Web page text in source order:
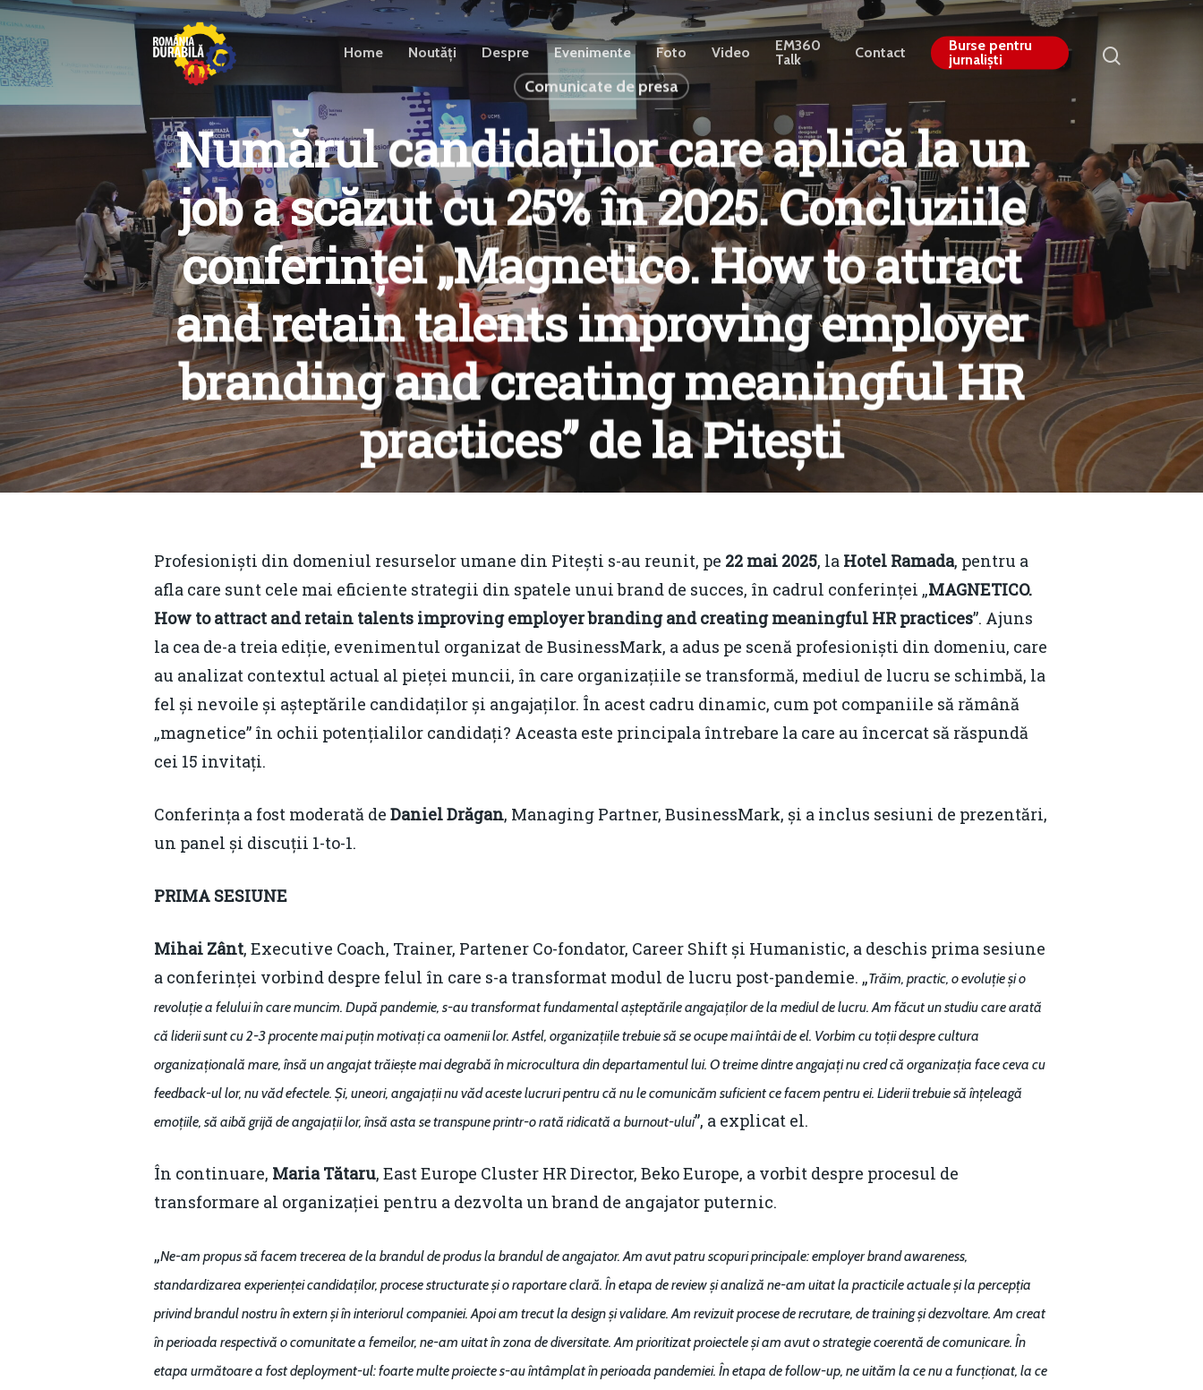
Hit enter to search or ESC to close
Home Noutăți Despre Evenimente Foto Video
EM360
Talk
Contact
Burse pentru
jurnaliști
Comunicate de presa
Numărul candidaților care aplică la un
job a scăzut cu 25% în 2025. Concluziile
conferinței „Magnetico. How to attract
and retain talents improving employer
branding and creating meaningful HR
practices” de la Pitești
ByRomania Durabila June 11, 2025 No Comments
Profesioniști din domeniul resurselor umane din Pitești s-au reunit, pe 22 mai 2025, la Hotel Ramada, pentru a
afla care sunt cele mai eficiente strategii din spatele unui brand de succes, în cadrul conferinței „MAGNETICO.
How to attract and retain talents improving employer branding and creating meaningful HR practices”. Ajuns
la cea de-a treia ediție, evenimentul organizat de BusinessMark, a adus pe scenă profesioniști din domeniu, care
au analizat contextul actual al pieței muncii, în care organizațiile se transformă, mediul de lucru se schimbă, la
fel și nevoile și așteptările candidaților și angajaților. În acest cadru dinamic, cum pot companiile să rămână
„magnetice” în ochii potențialilor candidați? Aceasta este principala întrebare la care au încercat să răspundă
cei 15 invitați.
Conferința a fost moderată de Daniel Drăgan, Managing Partner, BusinessMark, și a inclus sesiuni de prezentări,
un panel și discuții 1-to-1.
PRIMA SESIUNE
Mihai Zânt, Executive Coach, Trainer, Partener Co-fondator, Career Shift și Humanistic, a deschis prima sesiune
a conferinței vorbind despre felul în care s-a transformat modul de lucru post-pandemie. „Trăim, practic, o evoluție și o
revoluție a felului în care muncim. După pandemie, s-au transformat fundamental așteptările angajaților de la mediul de lucru. Am făcut un studiu care arată
că liderii sunt cu 2-3 procente mai puțin motivați ca oamenii lor. Astfel, organizațiile trebuie să se ocupe mai întâi de el. Vorbim cu toții despre cultura
organizațională mare, însă un angajat trăiește mai degrabă în microcultura din departamentul lui. O treime dintre angajați nu cred că organizația face ceva cu
feedback-ul lor, nu văd efectele. Și, uneori, angajații nu văd aceste lucruri pentru că nu le comunicăm suficient ce facem pentru ei. Liderii trebuie să înțeleagă
emoțiile, să aibă grijă de angajații lor, însă asta se transpune printr-o rată ridicată a burnout-ului”, a explicat el.
În continuare, Maria Tătaru, East Europe Cluster HR Director, Beko Europe, a vorbit despre procesul de
transformare al organizației pentru a dezvolta un brand de angajator puternic.
„Ne-am propus să facem trecerea de la brandul de produs la brandul de angajator. Am avut patru scopuri principale: employer brand awareness,
standardizarea experienței candidaților, procese structurate și o raportare clară. În etapa de review și analiză ne-am uitat la practicile actuale și la percepția
privind brandul nostru în extern și în interiorul companiei. Apoi am trecut la design și validare. Am revizuit procese de recrutare, de training și dezvoltare. Am creat
în perioada respectivă o comunitate a femeilor, ne-am uitat în zona de diversitate. Am prioritizat proiectele și am avut o strategie coerentă de comunicare. În
etapa următoare a fost deployment-ul: foarte multe proiecte s-au întâmplat în perioada pandemiei. În etapa de follow-up, ne uităm la ce nu a funcționat, la ce